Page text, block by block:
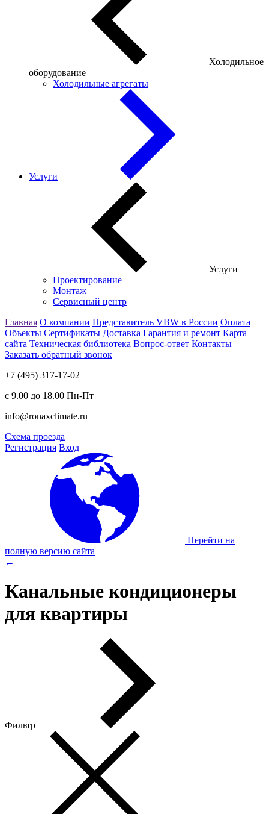
Холодильное
оборудование
Холодильные агрегаты
Услуги
Услуги
Проектирование
Монтаж
Сервисный центр
Главная О компании Представитель VBW в России Оплата
Объекты Сертификаты Доставка Гарантия и ремонт Карта
сайта Техническая библиотека Вопрос-ответ Контакты
Заказать обратный звонок
+7 (495) 317-17-02
с 9.00 до 18.00 Пн-Пт
info@ronaxclimate.ru
Схема проезда
Регистрация Вход
Перейти на
полную версию сайта
←
Канальные кондиционеры
для квартиры
Фильтр